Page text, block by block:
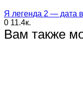
Я легенда 2 — дата
0 11.4к.
Вам также